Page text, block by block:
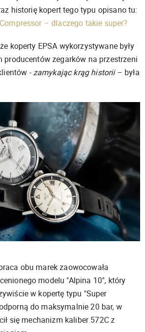
historię kopert tego typu opisano tu:
– dlaczego takie super?
koperty EPSA wykorzystywane były
producentów zegarków na przestrzeni
-zamykając krąg historii– była
obu marek zaowocowała
modelu "Alpina 10", który
w kopertę typu "Super
do maksymalnie 20 bar, w
się mechanizm kaliber 572C z